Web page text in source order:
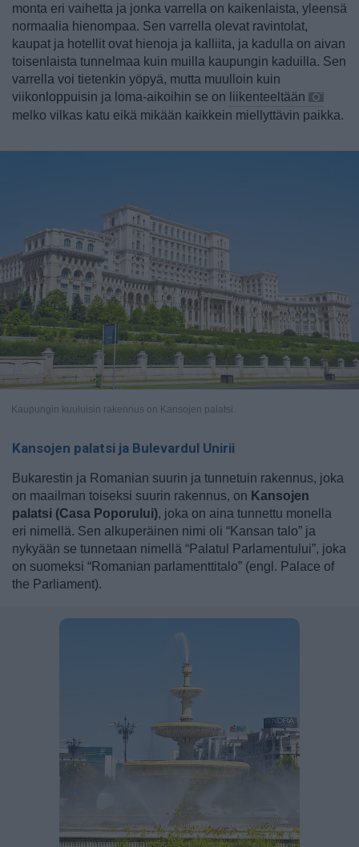
monta eri vaihetta ja jonka varrella on kaikenlaista, yleensä
normaalia hienompaa. Sen varrella olevat ravintolat,
kaupat ja hotellit ovat hienoja ja kalliita, ja kadulla on aivan
toisenlaista tunnelmaa kuin muilla kaupungin kaduilla. Sen
varrella voi tietenkin yöpyä, mutta muulloin kuin
viikonloppuisin ja loma-aikoihin se on liikenteeltään
melko vilkas katu eikä mikään kaikkein miellyttävin paikka.
Kaupungin kuuluisin rakennus on Kansojen palatsi.
Kansojen palatsi ja Bulevardul Unirii
Bukarestin ja Romanian suurin ja tunnetuin rakennus, joka
on maailman toiseksi suurin rakennus, on Kansojen
palatsi (Casa Poporului), joka on aina tunnettu monella
eri nimellä. Sen alkuperäinen nimi oli “Kansan talo” ja
nykyään se tunnetaan nimellä “Palatul Parlamentului”, joka
on suomeksi “Romanian parlamenttitalo” (engl. Palace of
the Parliament).